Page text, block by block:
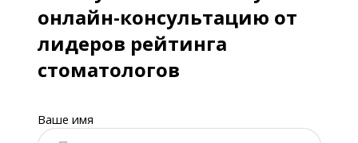
онлайн-консультацию от
лидеров рейтинга
стоматологов
Ваше имя